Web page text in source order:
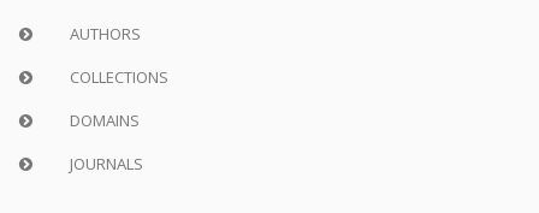
AUTHORS
COLLECTIONS
DOMAINS
JOURNALS